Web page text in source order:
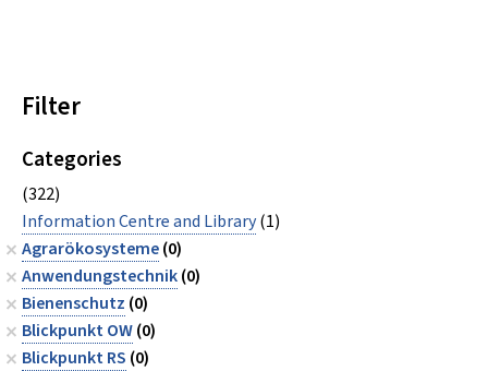
Filter
Categories
(322)
Information Centre and Library(1)
Agrarökosysteme(0)
Anwendungstechnik(0)
Bienenschutz (0)
Blickpunkt OW(0)
Blickpunkt RS (0)